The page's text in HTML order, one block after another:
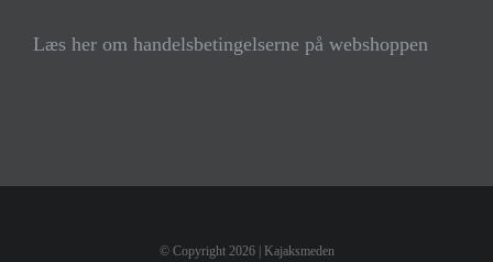
Læs her om handelsbetingelserne på webshoppen
© Copyright 2026 | Kajaksmeden